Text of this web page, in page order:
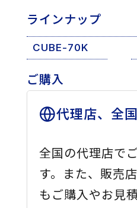
ラインナップ
CUBE-70K
ご購入
代理店、全
全国の代理店で
す。また、販売
もご購入やお見